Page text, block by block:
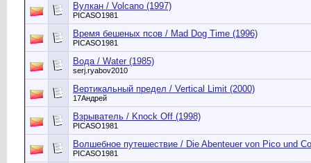
Вулкан / Volcano (1997)
PICASO1981
Время бешеных псов / Mad Dog Time (1996)
PICASO1981
Вода / Water (1985)
serj.ryabov2010
Вертикальный предел / Vertical Limit (2000)
17Андрей
Взрыватель / Knock Off (1998)
PICASO1981
Волшебное путешествие / Die Abenteuer von Pico und
PICASO1981